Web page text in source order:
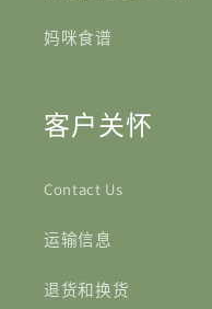
妈咪食谱
客户关怀
Contact Us
运输信息
退货和换货